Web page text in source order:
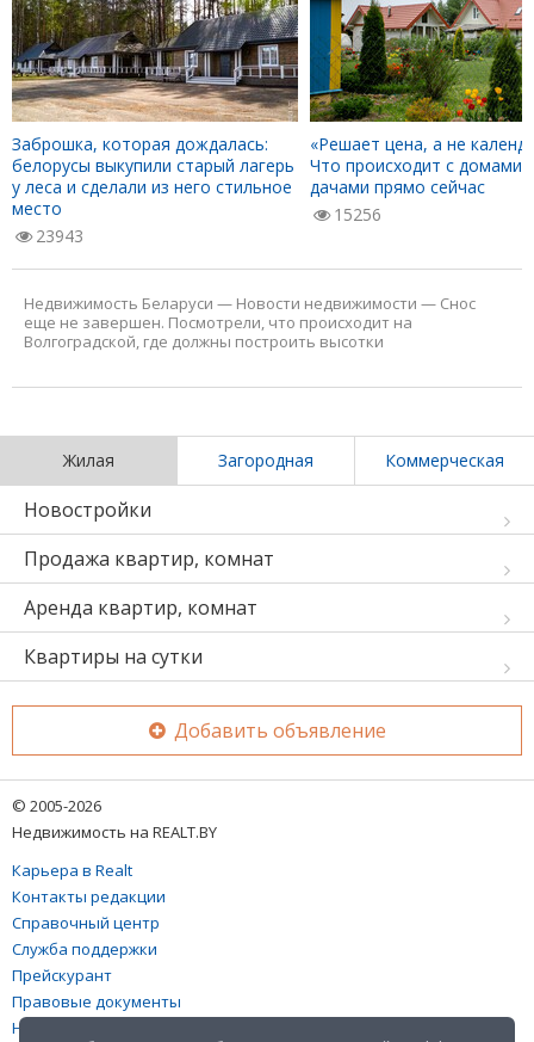
Заброшка, которая дождалась:
белорусы выкупили старый лагерь
у леса и сделали из него стильное
место
23943
«Решает цена, а не
Что происходит с домами
дачами прямо сейчас
15256
Недвижимость Беларуси — Новости недвижимости — Снос
еще не завершен. Посмотрели, что происходит на
Волгоградской, где должны построить высотки
Жилая Загородная Коммерческая
Новостройки
Продажа квартир, комнат
Аренда квартир, комнат
Квартиры на сутки
Добавить объявление
© 2005-2026
Недвижимость на REALT.BY
Карьера в Realt
Контакты редакции
Справочный центр
Служба поддержки
Прейскурант
Правовые документы
Настройка файлов cookies